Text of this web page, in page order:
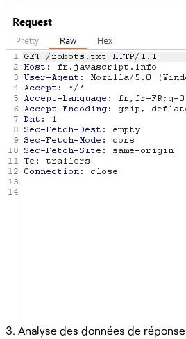
3. Analyse des données de réponse